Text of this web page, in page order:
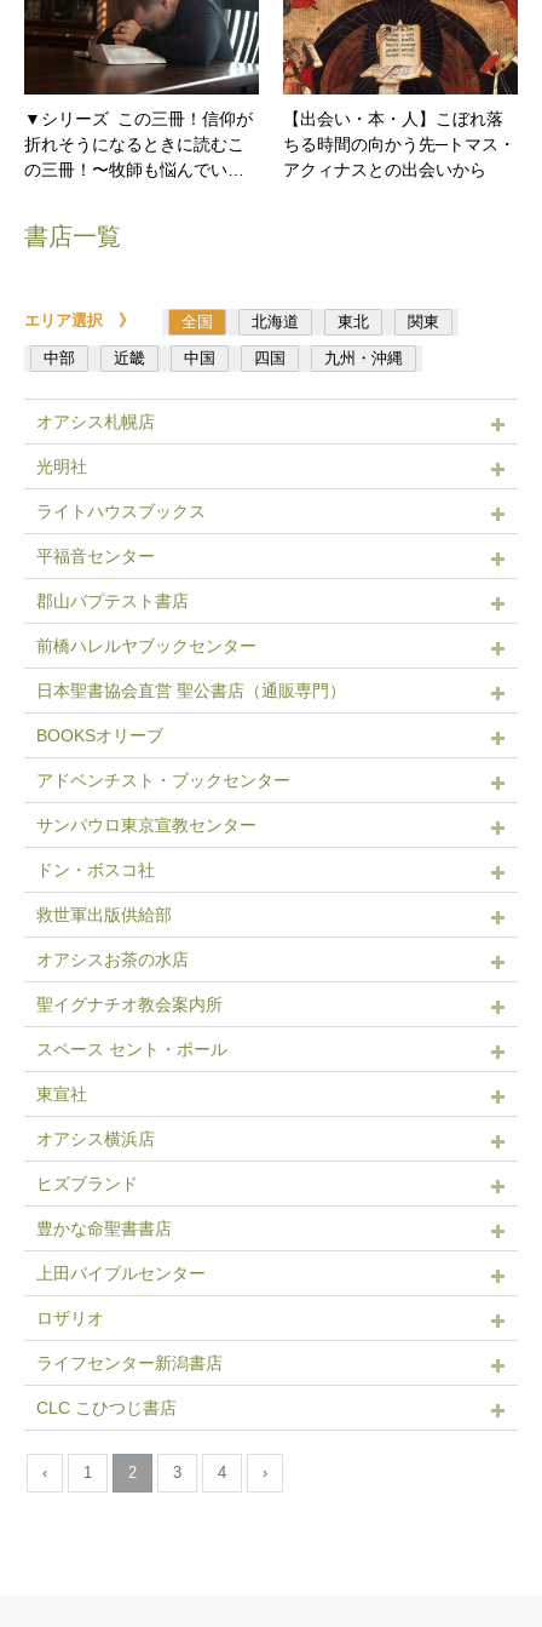
▼シリーズ この三冊！信仰が
折れそうになるときに読むこ
の三冊！〜牧師も悩んでい…
【出会い・本・人】こぼれ落
ちる時間の向かう先─トマス・
アクィナスとの出会いから
書店一覧
エリア選択 》 全国 北海道 東北
関東
中部
近畿 中国 四国 九州・沖縄
オアシス札幌店
光明社
ライトハウスブックス
平福音センター
郡山バプテスト書店
前橋ハレルヤブックセンター
日本聖書協会直営 聖公書店（通販専門）
BOOKSオリーブ
アドベンチスト・ブックセンター
サンパウロ東京宣教センター
ドン・ボスコ社
救世軍出版供給部
オアシスお茶の水店
聖イグナチオ教会案内所
スペース セント・ポール
東宣社
オアシス横浜店
ヒズブランド
豊かな命聖書書店
上田バイブルセンター
ロザリオ
ライフセンター新潟書店
CLC こひつじ書店
‹ 1 2 3 4 ›